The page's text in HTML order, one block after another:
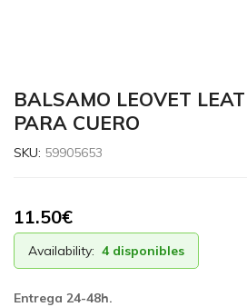
BALSAMO LEOVET
PARA CUERO
SKU: 59905653
11.50€
Availability: 4 disponibles
Entrega 24-48h.